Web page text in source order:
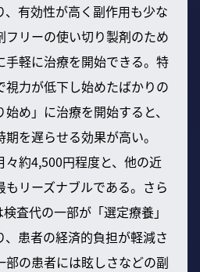
有効性が高く副作用も少な
フリーの使い切り製剤のため
手軽に治療を開始できる。特
視力が低下し始めたばかりの
め」に治療を開始すると、
を遅らせる効果が高い。
々約4,500円程度と、他の近
リーズナブルである。さら
査代の一部が「選定療養」
、患者の経済的負担が軽減さ
部の患者には眩しさなどの副